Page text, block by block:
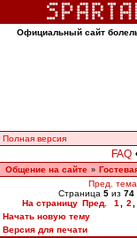
Официальный сайт
Полная версия
FAQ
Общение на сайте »
Пред. тема
Страница 5 из 74
На страницу Пред. 1 2
Начать новую тему
Версия для печати